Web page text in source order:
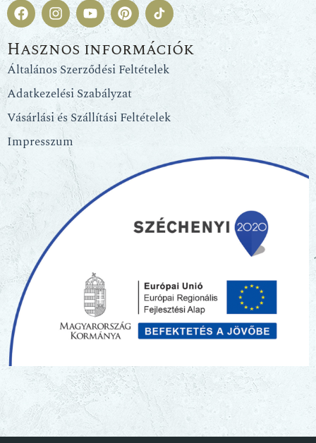
Hasznos információk
Általános Szerződési Feltételek
Adatkezelési Szabályzat
Vásárlási és Szállítási Feltételek
Impresszum